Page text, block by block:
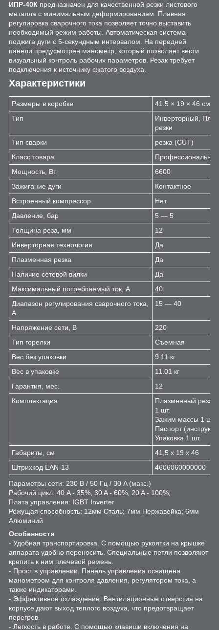
ИПР-40К предназначен для качественной резки листового
металла с минимальным деформированием. Плавная
регулировка сварочного тока позволяет точно выставить
необходимый режим работы. Автоматическая система
поджига дуги с 5-секундным интервалом. На передней
панели предусмотрен манометр, который позволяет вести
визуальный контроль рабочих параметров. Резак требует
подключения к источнику сжатого воздуха.
Характеристики
Размеры в коробке
41.5 × 19 × 46 см
Тип
Инверторный,
резки
Тип сварки
резка (CUT)
Класс товара
Мощность, Вт
6600
Зажигание дуги
Контактное
Встроенный компрессор
Нет
Давление, бар
5 — 5
Толщина реза, мм
12
Инверторная технология
Да
Плазменная резка
Да
Наличие сетевой вилки
Да
Максимальный потребляемый ток, А
40
Диапазон регулирования сварочного тока,
А
15 — 40
Напряжение сети, В
220
Тип горелки
Съемная
Вес без упаковки
9.11 кг
Вес в упаковке
11.01 кг
Гарантия, мес.
12
Комплектация
Плазменный резак
1 шт.
Зажим массы 1 шт.
Паспорт
Упаковка 1 шт.
Габариты, см
41,5 х 19 х 46
Штрихкод EAN-13
4606060000000
Параметры сети: 230 В / 50 Гц / 30 A (макс.)
Рабочий цикл: 40 A - 35%, 30 A - 60%, 20 A - 100%;
Плата управления: IGBT Inverter
Режущая способность: 12мм Сталь; 7мм Нержавейка; 6мм
Алюминий
Особенности
- Удобная транспортировка. С помощью рукоятки на крышке
аппарата удобно переносить. Специальные петли позволяют
крепить к ним плечевой ремень.
- Прост в управлении. Панель управления оснащена
манометром для контроля давления, регулятором тока, а
также индикаторами.
- Эффективное охлаждение. Вентиляционные отверстия на
корпусе дают выход теплого воздуха, что предотвращает
перегрев.
- Легкость в работе. С помощью клавиши включения на